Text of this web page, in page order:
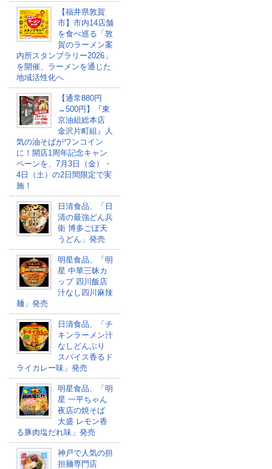
【福井県敦賀
市】市内14店舗
を食べ巡る「敦
賀のラーメン案
内所スタンプラリー2026」
を開催、ラーメンを通じた
地域活性化へ
【通常880円
→500円】『東
京油組総本店
金沢片町組』人
気の油そばがワンコイン
に！開店1周年記念キャン
ペーンを、7月3日（金）・
4日（土）の2日間限定で実
施！
日清食品、「日
清の最強どん兵
衛 博多ごぼ天
うどん」発売
明星食品、「明
星 中華三昧カ
ップ 四川飯店
汁なし四川麻辣
麺」発売
日清食品、「チ
キンラーメン汁
なしどんぶり
スパイス香るド
ライカレー味」発売
明星食品、「明
星 一平ちゃん
夜店の焼そば
大盛 レモン香
る豚肉塩だれ味」発売
神戸で人気の担
担麺専門店